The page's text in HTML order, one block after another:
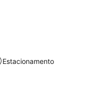
Estacionamento